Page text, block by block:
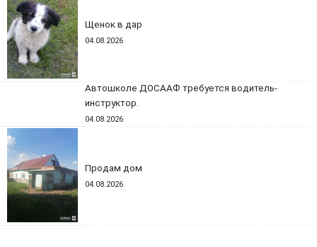
Щенок в дар
04.08.2026
Автошколе ДОСААФ требуется водитель-
инструктор.
04.08.2026
Продам дом
04.08.2026